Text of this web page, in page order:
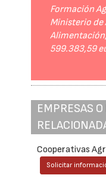
Formación
Ministerio de
599.383,59
EMPRESAS
Cooperativas
Solicitar